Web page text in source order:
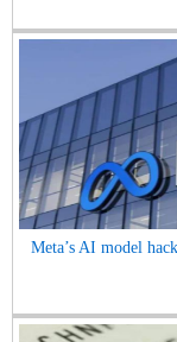
Meta’s AI model